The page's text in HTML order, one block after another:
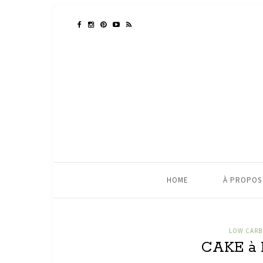
HOME À PROPOS
LOW
CAKE à